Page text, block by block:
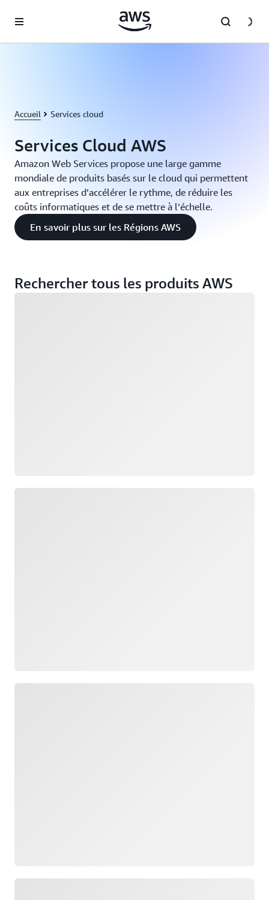
Accueil Services cloud
Services Cloud AWS
Amazon Web Services propose une large gamme
mondiale de produits basés sur le cloud qui permettent
aux entreprises d’accélérer le rythme, de réduire les
coûts informatiques et de se mettre à l’échelle.
En savoir plus sur les Régions AWS
Rechercher tous les produits AWS